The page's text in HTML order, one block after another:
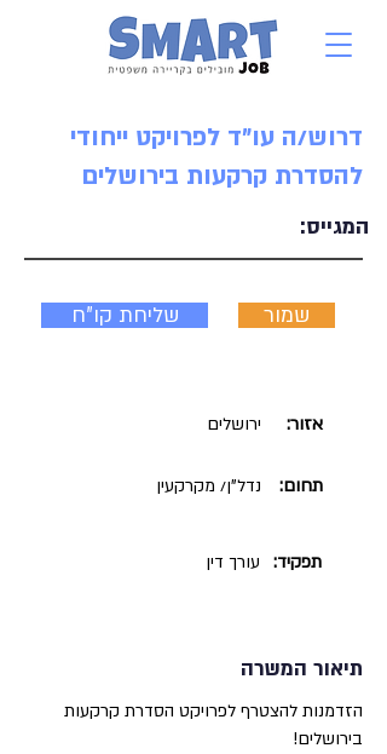
דרוש/ה עו"ד לפרויקט ייחודי
להסדרת קרקעות בירושלים
המגייס:
שליחת קו"ח שמור
ירושלים אזור:
נדל"ן/ מקרקעין תחום:
עורך דין תפקיד:
תיאור המשרה
הזדמנות להצטרף לפרויקט הסדרת קרקעות
בירושלים!